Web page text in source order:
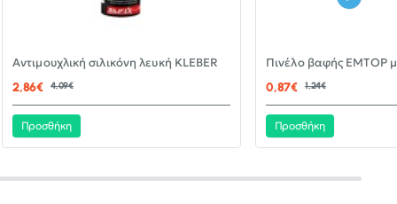
-30%
Αντιμουχλική σιλικόνη λευκή KLEBER
2,86€
4,09€
Προσθήκη
0,87€ 1,24€
Προσθήκη